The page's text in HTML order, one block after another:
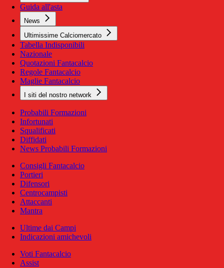
Guida all'asta
News
Ultimissime Calciomercato
Tabella Indisponibili
Nazionale
Quotazioni Fantacalcio
Regole Fantacalcio
Maglie Fantacalcio
I siti del nostro network
Probabili Formazioni
Infortunati
Squalificati
Diffidati
News Probabili Formazioni
Consigli Fantacalcio
Portieri
Difensori
Centrocampisti
Attaccanti
Mantra
Ultime dai Campi
Indicazioni amichevoli
Voti Fantacalcio
Assist